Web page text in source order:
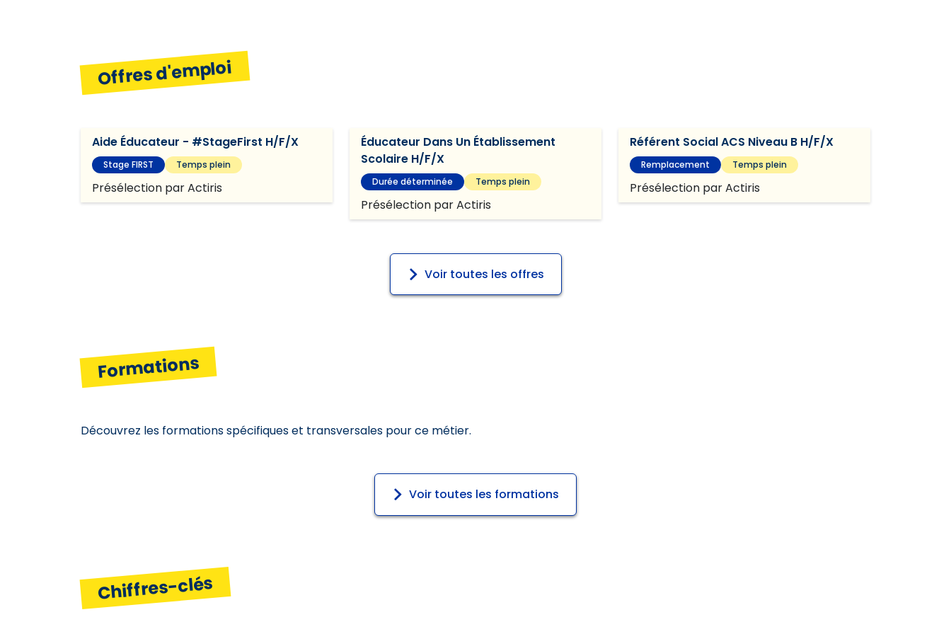
Auto-développement
Offres d'emploi
Aide Éducateur - #StageFirst H/F/X
Stage FIRST Temps plein
Présélection par Actiris
Éducateur Dans Un Établissement
Scolaire H/F/X
Durée déterminée Temps plein
Présélection par Actiris
Référent Social ACS Niveau B H/F/X
Remplacement Temps plein
Présélection par Actiris
Voir toutes les offres
Formations
Découvrez les formations spécifiques et transversales pour ce métier.
Voir toutes les formations
Chiffres-clés